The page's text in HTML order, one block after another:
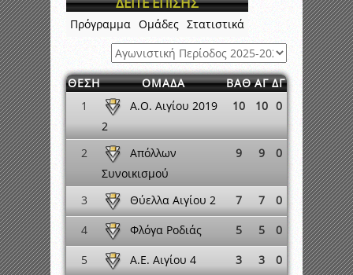
Πρόγραμμα Ομάδες Στατιστικά
ΘΕΣΗ ΟΜΑΔΑ ΒΑΘ ΑΓ ΔΓ
1
Α.Ο. Αιγίου 2019
2
10 10 0
2
Απόλλων
Συνοικισμού
9 9 0
3 Θύελλα Αιγίου 2 7 7
0
4
Φλόγα Ροδιάς 5 5
0
5
Α.Ε. Αιγίου 4 3 3 0